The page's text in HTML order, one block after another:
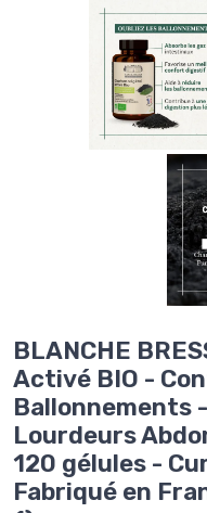
BLANCHE
Activé BIO -
Ballonnements
Lourdeurs
120 gélules -
Fabriqué en